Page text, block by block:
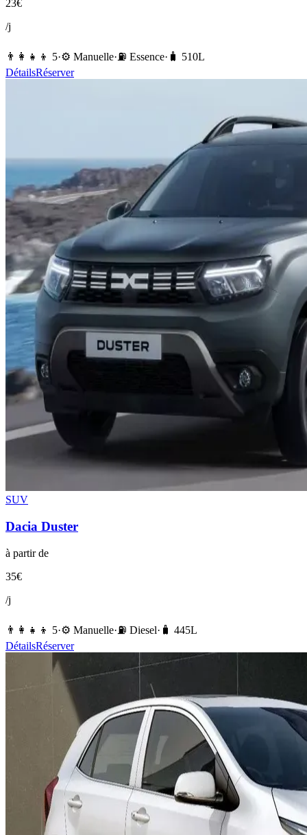
23€
/j
👨‍👩‍👧‍👦 5·⚙️ Manuelle·⛽️ Essence· 🧳 510L
DétailsRéserver
SUV
Dacia Duster
à partir de
35€
/j
👨‍👩‍👧‍👦 5·⚙️ Manuelle·⛽️ Diesel· 🧳 445L
DétailsRéserver